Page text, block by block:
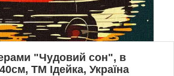
"Чудовий сон", в
ТМ Ідейка, Україна